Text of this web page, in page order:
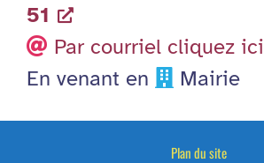
51
Par courriel cliquez ici
En venant en
Mairie
Plan du site